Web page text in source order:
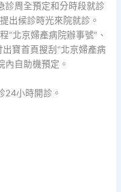
診周全預定和分時段就診
出候診時光來院就診。
“北京婦產病院辦事號”、
寶首頁搜刮“北京婦產病
內自助機預定。
24小時開診。